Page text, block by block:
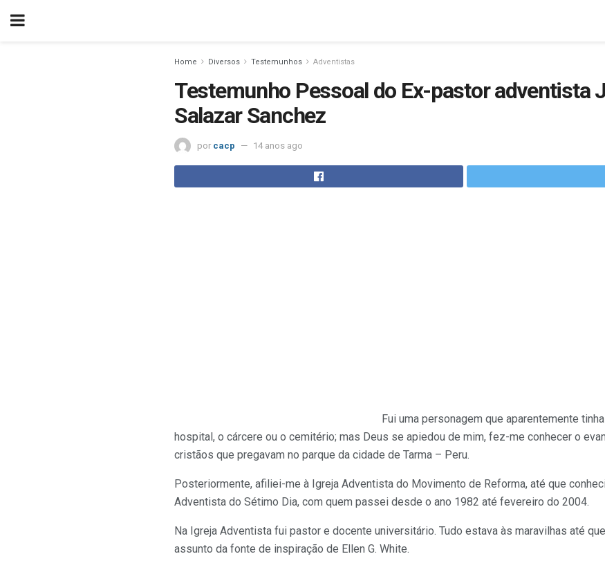
Home Diversos Testemunhos Adventistas
Testemunho Pessoal do Ex-pastor adventista
Salazar Sanchez
por cacp 14 anos ago
Fui uma personagem que aparentemente
hospital, o cárcere ou o cemitério; mas Deus se apiedou de mim, fez-me conhecer o
cristãos que pregavam no parque da cidade de Tarma – Peru.
Posteriormente, afiliei-me à Igreja Adventista do Movimento de Reforma, até que
Adventista do Sétimo Dia, com quem passei desde o ano 1982 até fevereiro do 2004.
Na Igreja Adventista fui pastor e docente universitário. Tudo estava às maravilhas até
assunto da fonte de inspiração de Ellen G. White.